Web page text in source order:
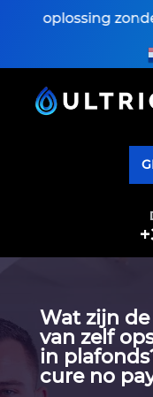
oplossing zonder
Wat zijn
van zelf
in
cure no